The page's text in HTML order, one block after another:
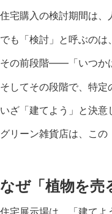
住宅購入の検討期間は、
でも「検討」と呼ぶのは
その前段階——「いつか
そしてその段階で、特定
いざ「建てよう」と決意
グリーン雑貨店は、この
なぜ「植物を売